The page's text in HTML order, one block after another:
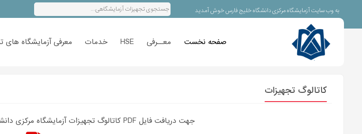
به وب سایت آزمایشگاه مرکزی دانشگاه خلیج فارس خوش آمدید
صفحه نخست معــرفی HSE خدمات معرفی آزمایشگاه های
کاتالوگ تجهیزات
جهت دریافت فایل PDF کاتالوگ تجهیزات آزمایشگاه مرکزی دانشگاه خلیج فارس، فایل زیر را دانلود نمایید